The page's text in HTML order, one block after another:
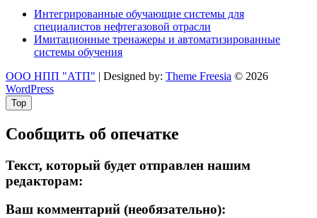
Интегрированные обучающие системы для
специалистов нефтегазовой отрасли
Имитационные тренажеры и автоматизированные
системы обучения
ООО НПП "АТП" | Designed by: Theme Freesia © 2026
WordPress
Top
Сообщить об опечатке
Текст, который будет отправлен нашим
редакторам:
Ваш комментарий (необязательно):